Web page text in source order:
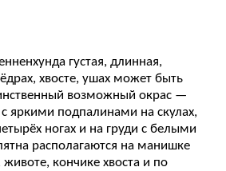
густая, длинная,
хвосте, ушах может быть
возможный окрас —
яркими подпалинами на скулах,
ногах и на груди с белыми
располагаются на манишке
животе, кончике хвоста и по